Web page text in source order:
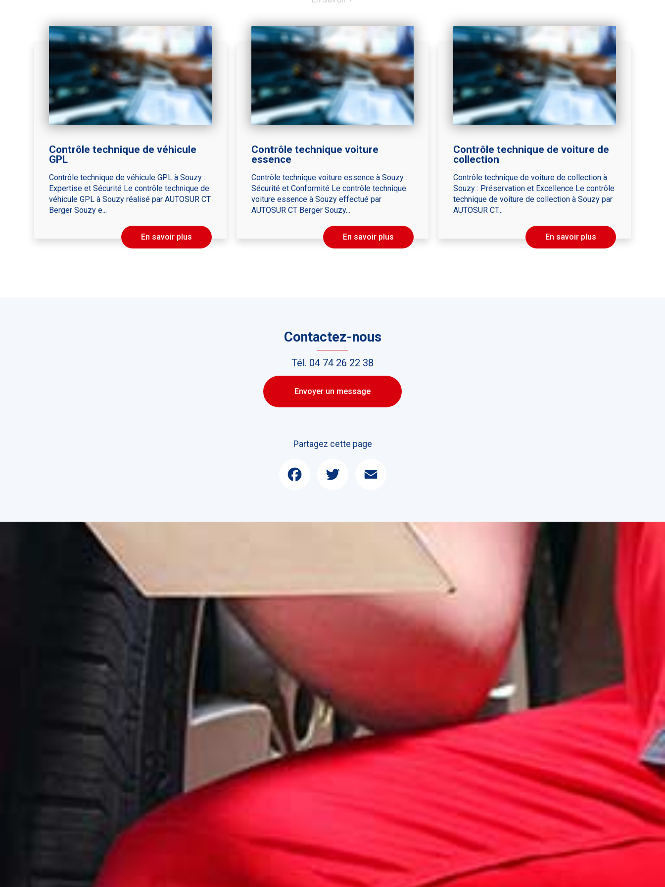
Contrôle technique de véhicule
GPL
Contrôle technique de véhicule GPL à Souzy :
Expertise et Sécurité Le contrôle technique de
véhicule GPL à Souzy réalisé par AUTOSUR CT
Berger Souzy e...
En savoir plus
Contrôle technique voiture
essence
Contrôle technique voiture essence à Souzy :
Sécurité et Conformité Le contrôle technique
voiture essence à Souzy effectué par
AUTOSUR CT Berger Souzy...
En savoir plus
Contrôle technique de voiture de
collection
Contrôle technique de voiture de collection à
Souzy : Préservation et Excellence Le contrôle
technique de voiture de collection à Souzy par
AUTOSUR CT...
En savoir plus
Contactez-nous
Tél. 04 74 26 22 38
Envoyer un message
Partagez cette page